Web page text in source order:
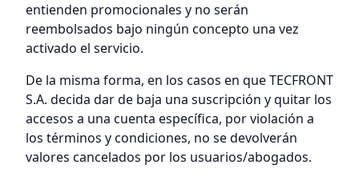
entienden promocionales y no serán
reembolsados bajo ningún concepto una vez
activado el servicio.
De la misma forma, en los casos en que TECFRONT
S.A. decida dar de baja una suscripción y quitar los
accesos a una cuenta específica, por violación a
los términos y condiciones, no se devolverán
valores cancelados por los usuarios/abogados.